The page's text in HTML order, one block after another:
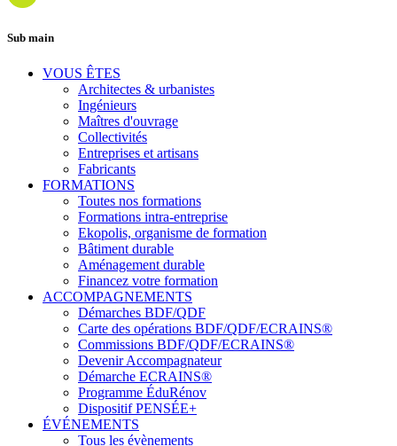
Sub main
VOUS ÊTES
Architectes & urbanistes
Ingénieurs
Maîtres d'ouvrage
Collectivités
Entreprises et artisans
Fabricants
FORMATIONS
Toutes nos formations
Formations intra-entreprise
Ekopolis, organisme de formation
Bâtiment durable
Aménagement durable
Financez votre formation
ACCOMPAGNEMENTS
Démarches BDF/QDF
Carte des opérations BDF/QDF/ECRAINS®
Commissions BDF/QDF/ECRAINS®
Devenir Accompagnateur
Démarche ECRAINS®
Programme ÉduRénov
Dispositif PENSÉE+
ÉVÉNEMENTS
Tous les évènements